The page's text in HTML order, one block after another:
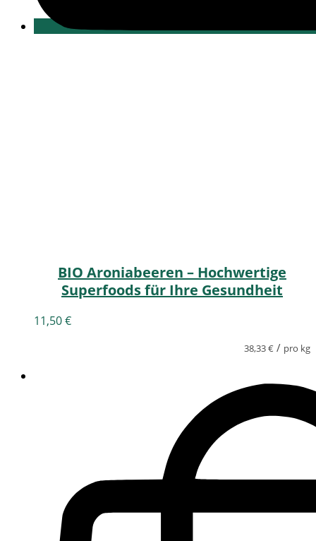
BIO Aroniabeeren – Hochwertige
Superfoods für Ihre Gesundheit
11,50€
38,33€ / pro kg